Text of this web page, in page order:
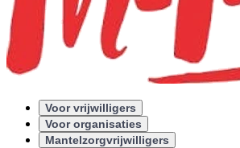
Voor vrijwilligers
Voor organisaties
Mantelzorgvrijwilligers